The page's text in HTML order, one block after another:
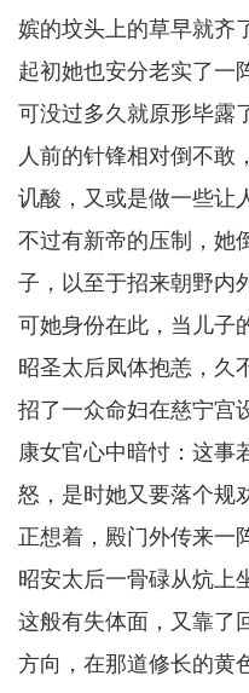
嫔的坟头上的草早就齐
起初她也安分老实了一
可没过多久就原形毕露
人前的针锋相对倒不敢
讥酸，又或是做一些让
不过有新帝的压制，她
子，以至于招来朝野内
可她身份在此，当儿子
昭圣太后凤体抱恙，久
招了一众命妇在慈宁宫
康女官心中暗忖：这事
怒，是时她又要落个规
正想着，殿门外传来一
昭安太后一骨碌从炕上
这般有失体面，又靠了
方向，在那道修长的黄